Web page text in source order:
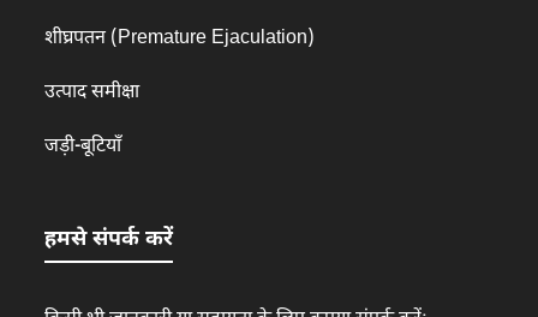
शीघ्रपतन (Premature Ejaculation)
उत्पाद समीक्षा
जड़ी-बूटियाँ
हमसे संपर्क करें